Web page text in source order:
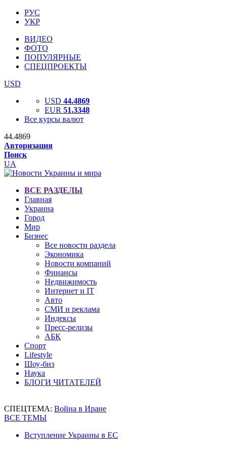
РУС
УКР
ВИДЕО
ФОТО
ПОПУЛЯРНЫЕ
СПЕЦПРОЕКТЫ
USD
USD 44.4869
EUR 51.3348
Все курсы валют
44.4869
Авторизация
Поиск
UA
ВСЕ РАЗДЕЛЫ
Главная
Украина
Город
Мир
Бизнес
Все новости раздела
Экономика
Новости компаний
Финансы
Недвижимость
Интернет и IT
Авто
СМИ и реклама
Индексы
Пресс-релизы
АБК
Спорт
Lifestyle
Шоу-биз
Наука
БЛОГИ ЧИТАТЕЛЕЙ
СПЕЦТЕМА: Война в Иране
ВСЕ ТЕМЫ
Вступление Украины в ЕС